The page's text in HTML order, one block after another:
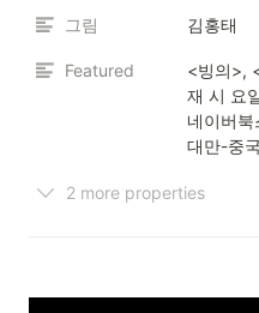
그림 김홍태
Featured
<빙의>,
재 시 요
네이버
대만-중
2 more properties